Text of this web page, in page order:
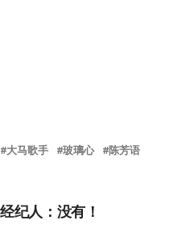
大马歌手 玻璃心
陈芳语
纪人：没有！